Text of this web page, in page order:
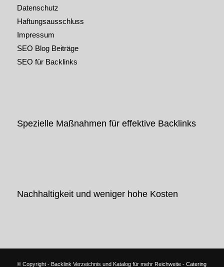
Datenschutz
Haftungsausschluss
Impressum
SEO Blog Beiträge
SEO für Backlinks
Spezielle Maßnahmen für effektive Backlinks
Nachhaltigkeit und weniger hohe Kosten
© Copyright - Backlink Verzeichnis und Katalog für mehr Reichweite - Catering